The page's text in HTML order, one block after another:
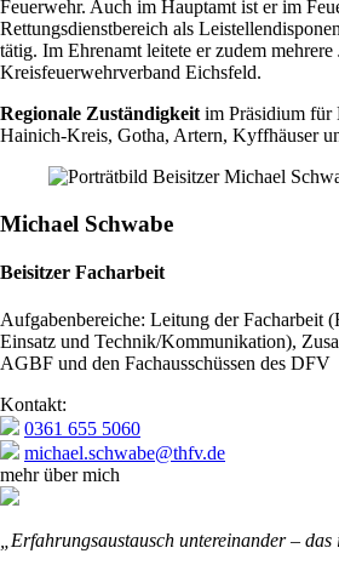
Feuerwehr. Auch im Hauptamt ist er im
Rettungsdienstbereich als
tätig. Im Ehrenamt leitete er zudem mehrere
Kreisfeuerwehrverband Eichsfeld.
Regionale Zuständigkeit im Präsidium
Hainich-Kreis, Gotha, Artern, Kyffhäuser
Michael Schwabe
Beisitzer Facharbeit
Aufgabenbereiche: Leitung der Facharbeit
Einsatz und Technik/Kommunikation),
AGBF und den Fachausschüssen des DFV
Kontakt:
0361 655 5060
michael.schwabe@thfv.de
mehr über mich
„Erfahrungsaustausch untereinander –